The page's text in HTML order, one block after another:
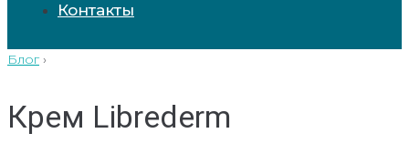
Контакты
Блог ›
Крем Librederm